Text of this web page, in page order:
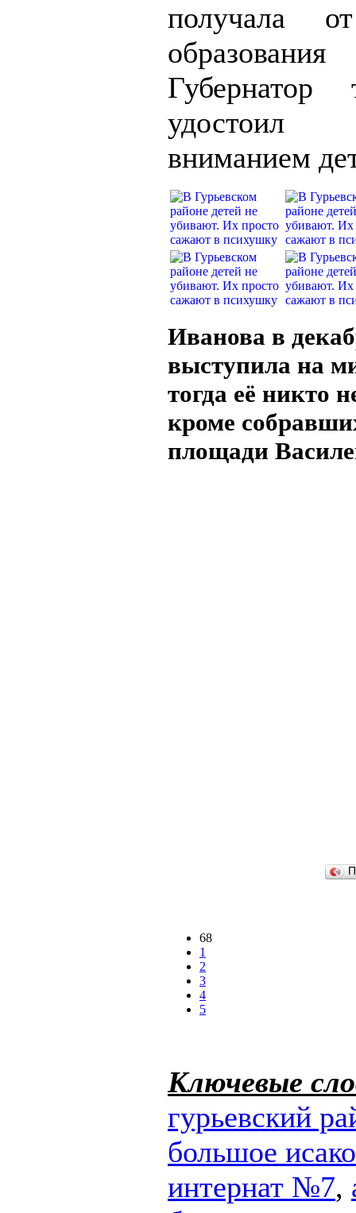
получала
вниманием
Иванова в
выступила на
тогда её никто
кроме
площади
68
1
2
3
4
5
Ключевые
гурьевский
большое
интернат №7,